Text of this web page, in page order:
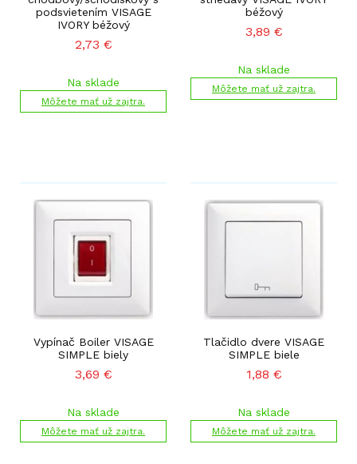
podsvietením VISAGE
IVORY béžový
2,73 €
Na sklade
Môžete mať už zajtra.
béžový
3,89 €
Na sklade
Môžete mať už zajtra.
Vypínač Boiler VISAGE
SIMPLE biely
3,69 €
Na sklade
Môžete mať už zajtra.
Tlačidlo dvere VISAGE
SIMPLE biele
1,88 €
Na sklade
Môžete mať už zajtra.